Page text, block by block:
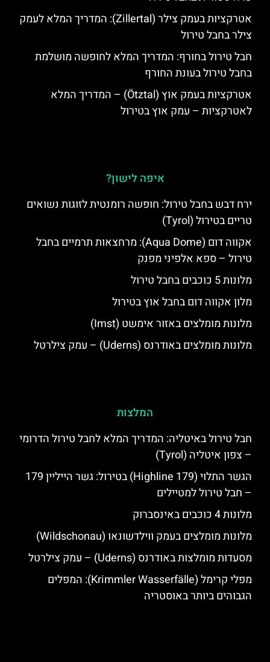
אטרקציות בעמק צילר (Zillertal): המדריך המלא לעמק
צילר בחבל טירול
חבל טירול בחורף: המדריך המלא לחופשה מושלמת
בחבל טירול בעונת החורף
אטרקציות בעמק אוץ (Ötztal) – המדריך המלא
לאטרקציות – עמק אוץ בטירול
איפה לישון?
ירח דבש בחבל טירול: חופשה רומנטית לזוגות נשואים
טריים בטירול (Tyrol)
אקווה דום (Aqua Dome): מרחצאות תרמיים בחבל
טירול – ספא אלפיני מפנק
מלונות 5 כוכבים בחבל טירול
מלון אקווה דום בחבל אוץ בטירול
מלונות מומלצים באזור אימשט (Imst)
מלונות מומלצים באודרנס (Uderns) – עמק צילרטל
המלצות
חבל טירול באיטליה: המדריך המלא לחבל טירול הדרומי
– צפון איטליה (Tyrol)
הגשר התלוי (Highline 179) בטירול: גשר הייליין 179
– חבל טירול למטיילים
מלונות 4 כוכבים באינסברוק
מלונות מומלצים בעמק ווילדשונאו (Wildschonau)
מסעדות מומלצות באודרנס (Uderns) – עמק צילרטל
מפלי קרימל (Krimmler Wasserfälle): המפלים
הגבוהים ביותר באוסטריה